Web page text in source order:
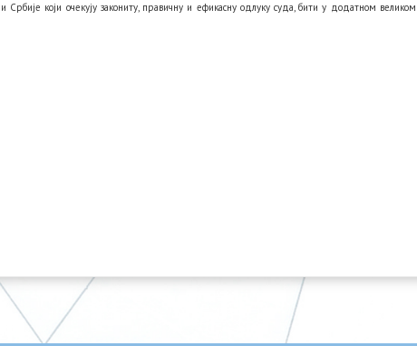
који очекују закониту, правичну и ефикасну одлуку суда, бити у додатном великом